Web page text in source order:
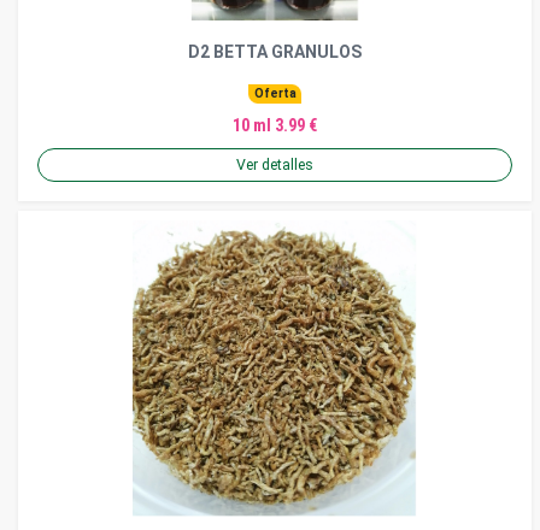
D2 BETTA GRANULOS
Oferta
10 ml 3.99 €
Ver detalles